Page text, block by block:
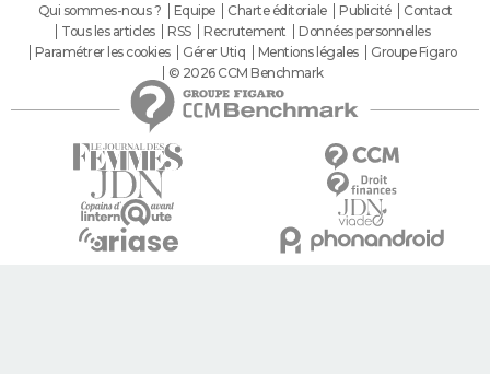
Qui sommes-nous ? Equipe Charte éditoriale Publicité
Contact
Tous les articles
RSS Recrutement
Données personnelles
Paramétrer les cookies
Gérer Utiq Mentions légales
Groupe Figaro
© 2026 CCM Benchmark